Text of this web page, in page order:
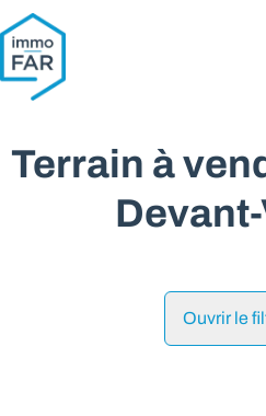
Aller au contenu principal
Terrain à
Ouvrir le